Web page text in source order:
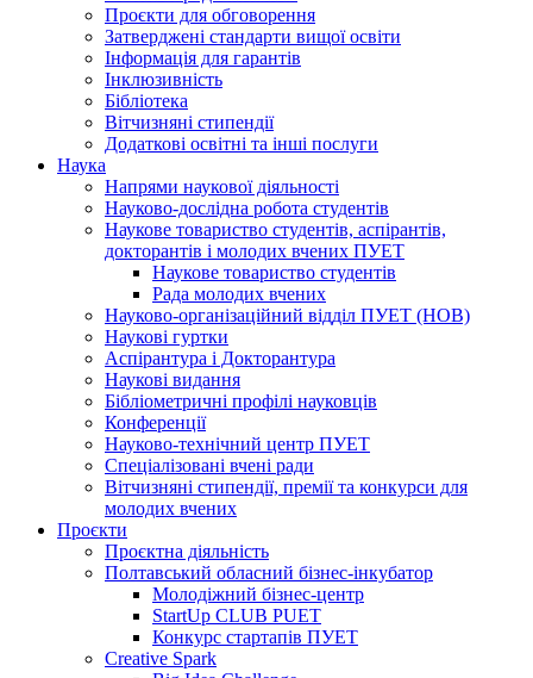
Проєкти для обговорення
Затверджені стандарти вищої освіти
Інформація для гарантів
Інклюзивність
Бібліотека
Вітчизняні стипендії
Додаткові освітні та інші послуги
Наука
Напрями наукової діяльності
Науково-дослідна робота студентів
Наукове товариство студентів, аспірантів,
докторантів і молодих вчених ПУЕТ
Наукове товариство студентів
Рада молодих вчених
Науково-організаційний відділ ПУЕТ (НОВ)
Наукові гуртки
Аспірантура і Докторантура
Наукові видання
Бібліометричні профілі науковців
Конференції
Науково-технічний центр ПУЕТ
Спеціалізовані вчені ради
Вітчизняні стипендії, премії та конкурси для
молодих вчених
Проєкти
Проєктна діяльність
Полтавський обласний бізнес-інкубатор
Молодіжний бізнес-центр
StartUp CLUB PUET
Конкурс стартапів ПУЕТ
Creative Spark